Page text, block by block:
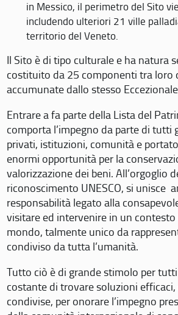
in Messico, il perimetro del Sito
includendo ulteriori 21 ville
territorio del Veneto.
Il Sito è di tipo culturale e ha natura
costituito da 25 componenti tra loro
accumunate dallo stesso
Entrare a fa parte della Lista del
comporta l’impegno da parte di tutti
privati, istituzioni, comunità e
enormi opportunità per la
valorizzazione dei beni. All’orgoglio
riconoscimento UNESCO, si unisce
responsabilità legato alla
visitare ed intervenire in un
mondo, talmente unico da
condiviso da tutta l’umanità.
Tutto ciò è di grande stimolo per tutti
costante di trovare soluzioni efficaci,
condivise, per onorare l’impegno